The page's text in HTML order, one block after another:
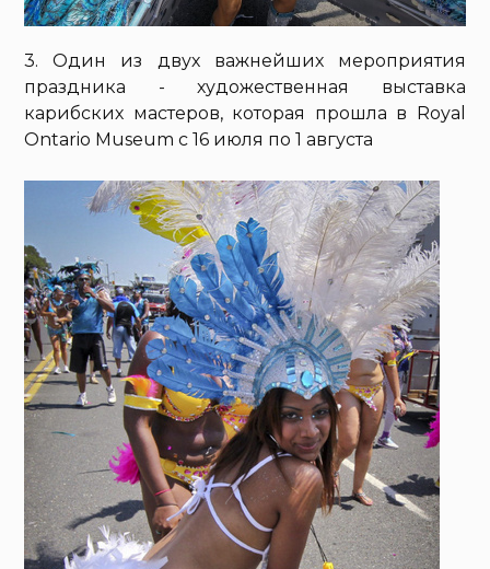
3. Один из двух важнейших мероприятия
праздника - художественная выставка
карибских мастеров, которая прошла в Royal
Ontario Museum с 16 июля по 1 августа